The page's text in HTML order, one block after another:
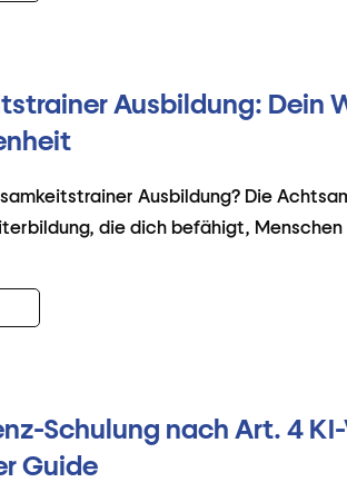
Ausbildung: Dein
Ausbildung? Die
die dich befähigt,
Schulung nach Art. 4
Guide